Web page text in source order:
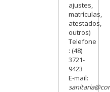
ajustes,
matrículas,
atestados,
outros)
Telefone
: (48)
3721-
9423
E-mail: